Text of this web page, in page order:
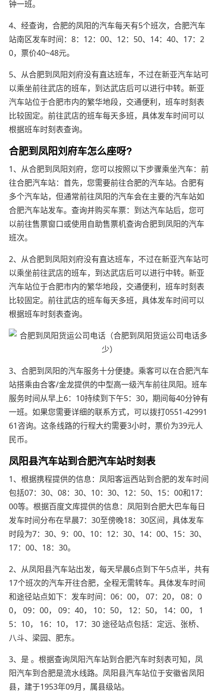
钟一班。
4、经查询，合肥的凤阳的汽车每天有5个班次，合肥汽车
站南区发车时间：8：12：00、12：50、14：40、17：2
0，票价40~48元。
5、从合肥到凤阳刘府没有直达班车，不过在新亚汽车站可
以乘坐前往武店的班车，到达武店后可以进行中转。新亚
汽车站位于合肥市内的繁华地段，交通便利，班车时刻表
比较固定。前往武店的班车每天多班，具体发车时间可以
根据班车时刻表查询。
合肥到凤阳刘府车怎么座呀?
1、从合肥到凤阳刘府，您可以按照以下步骤乘坐汽车：前
往合肥汽车站：首先，您需要前往合肥的汽车站。合肥有
多个汽车站，但通常前往凤阳的汽车会在主要的汽车站如
合肥汽车站发车。查询并购买车票：到达汽车站后，您可
以前往售票窗口或使用自助售票机查询合肥到凤阳的汽车
班次。
2、从合肥到凤阳刘府没有直达班车，不过在新亚汽车站可
以乘坐前往武店的班车，到达武店后可以进行中转。新亚
汽车站位于合肥市内的繁华地段，交通便利，班车时刻表
比较固定。前往武店的班车每天多班，具体发车时间可以
根据班车时刻表查询。
3、合肥到凤阳的汽车服务十分便捷。乘客可以在合肥汽车
站搭乘由合客/金龙提供的中型高一级汽车前往凤阳。班车
服务时间从早上6：10持续到下午5：30，期间每40分钟有
一班。如果您需要详细的联系方式，可以拨打0551-42991
61咨询。这条线路的行程大约需要3小时，票价为39元人
民币。
凤阳县汽车站到合肥汽车站时刻表
1、根据携程提供的信息：凤阳客运西站到合肥的发车时间
包括07：30、08：30、10：30、12：50、15：00和17：
00等。根据百度文库提供的信息：凤阳到合肥大巴车每日
发车时间分布在早晨7：30至傍晚18：30区间，具体发车
时段为7：30、9：00、10：12：30、14：00、15：30、
17：00、18：30。
2、从凤阳县汽车站出发，每天早晨6点到下午5点半，共有
17个班次的汽车开往合肥，全程无需转车。具体发车时间
和途径站点如下：发车时间：06：00， 07：20， 08：0
0， 09：00， 09：40， 10：50， 12：50， 14：00， 1
5：10， 16：10， 17：30 途径站点包括：定远、张桥、
八斗、梁园、肥东。
3、是 。根据查询凤阳汽车站到合肥汽车时刻表可知，凤
阳汽车到合肥是流水线路。凤阳县汽车站位于安徽省凤阳
县，建于1953年09月，属县级站。